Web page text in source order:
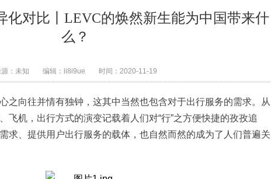
化对比丨LEVC的焕然新生能为中国带来什
么？
：未知 编辑：li8i9ue 时间：2020-11-19
之向往并情有独钟，这其中当然也包含对于出行服务的需求。
从
飞机，出行方式的演变记载着人们对“行”之方便快捷的孜孜追
求、提供用户出行服务的载体， 也自然而然的成为了 人们普遍关